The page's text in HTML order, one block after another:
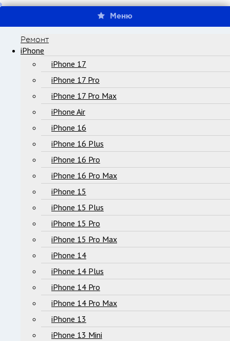
Меню
Ремонт
iPhone
iPhone 17
iPhone 17 Pro
iPhone 17 Pro Max
iPhone Air
iPhone 16
iPhone 16 Plus
iPhone 16 Pro
iPhone 16 Pro Max
iPhone 15
iPhone 15 Plus
iPhone 15 Pro
iPhone 15 Pro Max
iPhone 14
iPhone 14 Plus
iPhone 14 Pro
iPhone 14 Pro Max
iPhone 13
iPhone 13 Mini